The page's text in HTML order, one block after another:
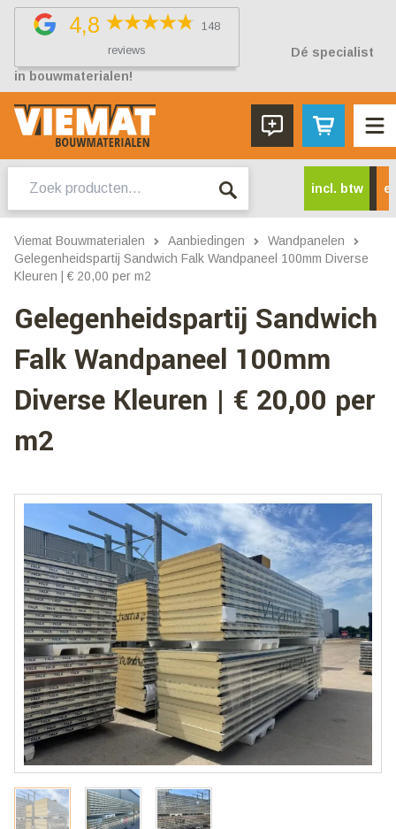
4,8
148
reviews
Dé specialist
in bouwmaterialen!
naar:
incl. btw
Viemat Bouwmaterialen Aanbiedingen
Wandpanelen
Gelegenheidspartij Sandwich Falk Wandpaneel 100mm Diverse
Kleuren | € 20,00 per m2
Gelegenheidspartij Sandwich
Falk Wandpaneel 100mm
Diverse Kleuren | € 20,00 per
m2